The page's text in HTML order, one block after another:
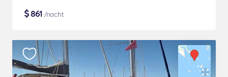
$861 /nacht